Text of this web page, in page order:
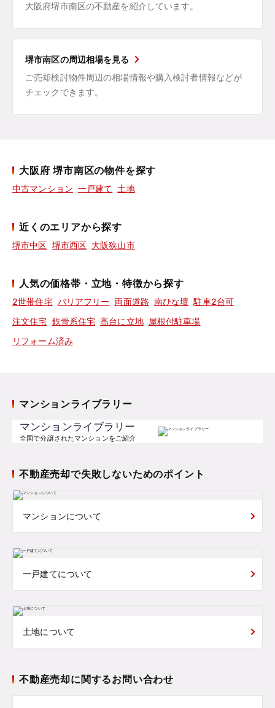
大阪府堺市南区の不動産を紹介しています。
堺市南区の周辺相場を見る
ご売却検討物件周辺の相場情報や購入検討者情報などが
チェックできます。
大阪府 堺市南区の物件を探す
中古マンション 一戸建て 土地
近くのエリアから探す
堺市中区 堺市西区 大阪狭山市
人気の価格帯・立地・特徴から探す
2世帯住宅 バリアフリー 両面道路 南ひな壇 駐車2台可
注文住宅 鉄骨系住宅 高台に立地 屋根付駐車場
リフォーム済み
マンションライブラリー
マンションライブラリー
全国で分譲されたマンションをご紹介
不動産売却で失敗しないためのポイント
マンションについて
一戸建てについて
土地について
不動産売却に関するお問い合わせ